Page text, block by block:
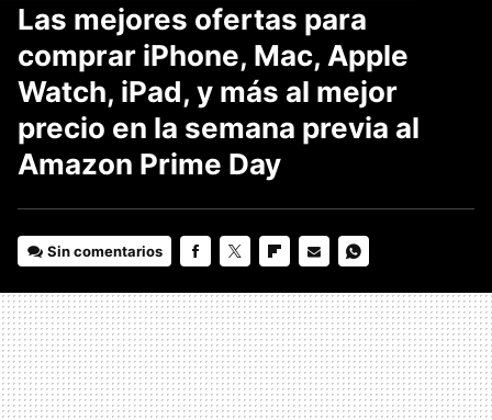
Las mejores ofertas para
comprar iPhone, Mac, Apple
Watch, iPad, y más al mejor
precio en la semana previa al
Amazon Prime Day
Sin comentarios
MAIL